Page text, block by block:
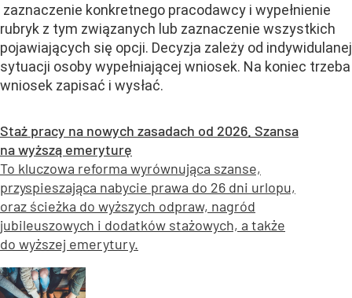
zaznaczenie konkretnego pracodawcy i wypełnienie
rubryk z tym związanych lub zaznaczenie wszystkich
pojawiających się opcji. Decyzja zależy od indywidulanej
sytuacji osoby wypełniającej wniosek. Na koniec trzeba
wniosek zapisać i wysłać.
Staż pracy na nowych zasadach od 2026. Szansa
na wyższą emeryturę
To kluczowa reforma wyrównująca szanse,
przyspieszająca nabycie prawa do 26 dni urlopu,
oraz ścieżka do wyższych odpraw, nagród
jubileuszowych i dodatków stażowych, a także
do wyższej emerytury.